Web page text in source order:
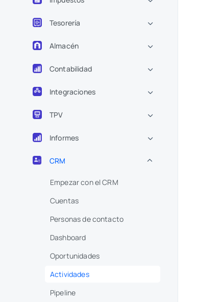
Tesorería
Almacén
Contabilidad
Integraciones
TPV
Informes
CRM
Empezar con el CRM
Cuentas
Personas de contacto
Dashboard
Oportunidades
Actividades
Pipeline